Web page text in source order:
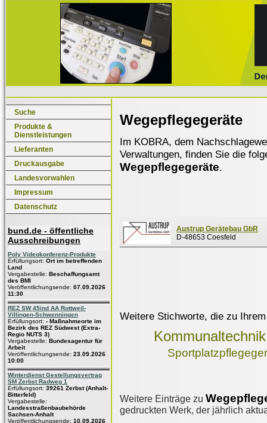
Suche
Produkte &
Dienstleistungen
Lieferanten
Druckausgabe
Landesvorwahlen
Impressum
Datenschutz
bund.de - öffentliche
Ausschreibungen
Poly Videokonferenz-Produkte
Erfüllungsort: Ort im betreffenden
Land
Vergabestelle: Beschaffungsamt
des BMI
Veröffentlichungsende: 07.09.2026
11:30
REZ SW 45ind AA Rottweil-
Villingen-Schwenningen
Erfüllungsort: - Maßnahmeorte im
Bezirk des REZ Südwest (Extra-
Regio NUTS 3)
Vergabestelle: Bundesagentur für
Arbeit
Veröffentlichungsende: 23.09.2026
10:00
Winterdienst Gestellungsvertrag
SM Zerbst Radweg 1
Erfüllungsort: 39261 Zerbst (Anhalt-
Bitterfeld)
Vergabestelle:
Landesstraßenbaubehörde
Sachsen-Anhalt
Veröffentlichungsende: 10.09.2026
Wegepflegegeräte
Im KOBRA, dem
Verwaltungen, finden Sie die
Wegepflegegeräte.
Austrup Gerätebau GbR
D-48653 Coesfeld
Weitere Stichworte, die zu
Kommunaltechnik
Weitere Einträge zu
gedruckten Werk, der jährlich